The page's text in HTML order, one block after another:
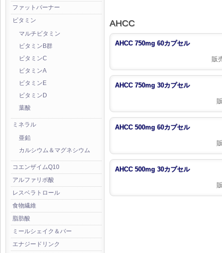
ファットバーナー
ビタミン
マルチビタミン
ビタミンB群
ビタミンC
ビタミンA
ビタミンE
ビタミンD
葉酸
ミネラル
亜鉛
カルシウム＆マグネシウム
コエンザイムQ10
アルファリポ酸
レスベラトロール
食物繊維
脂肪酸
ミールシェイク＆バー
エナジードリンク
AHCC
AHCC 750mg 60カプセル
販
AHCC 750mg 30カプセル
AHCC 500mg 60カプセル
AHCC 500mg 30カプセル